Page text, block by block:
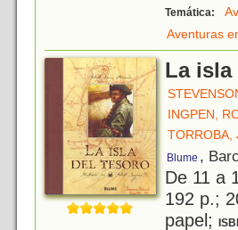
Temática:
Aventuras
La
INGPEN,
TORROBA,
Blume ,
De 11 a
192 p.;
papel;